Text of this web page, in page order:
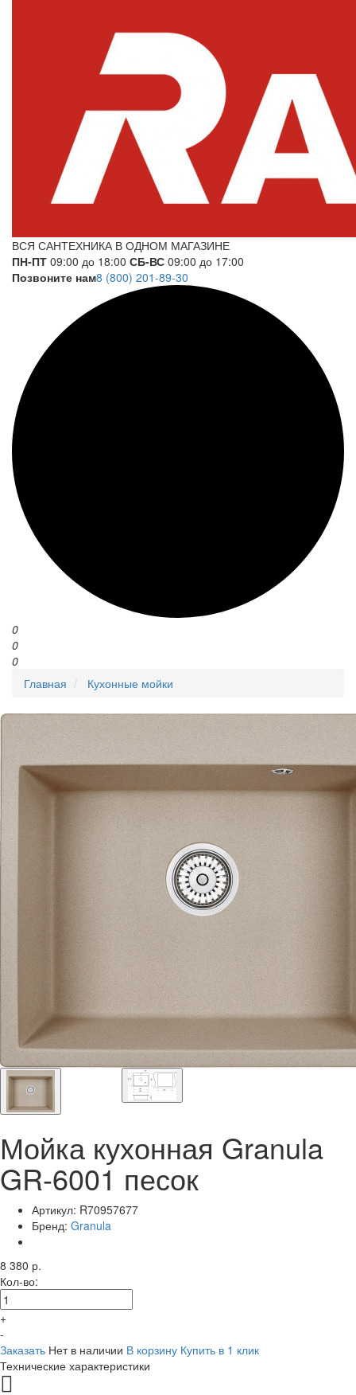
ВСЯ САНТЕХНИКА В ОДНОМ МАГАЗИНЕ
ПН-ПТ 09:00 до 18:00 СБ-ВС 09:00 до 17:00
Позвоните нам8 (800) 201-89-30
0
0
0
Главная
Кухонные мойки
Мойка кухонная Granula
GR-6001 песок
Артикул: R70957677
Бренд: Granula
8 380 р.
Кол-во:
+
-
Заказать Нет в наличии В корзину Купить в 1 клик
Технические характеристики